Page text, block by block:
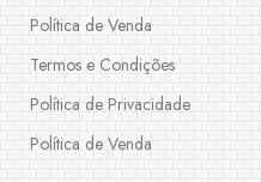
Política de Venda
Termos e Condições
Política de Privacidade
Política de Venda